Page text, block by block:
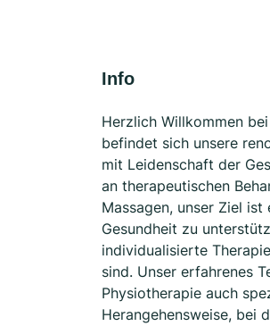
Info
Herzlich Willkommen
befindet sich unsere
mit Leidenschaft der
an therapeutischen
Massagen, unser Ziel
Gesundheit zu
individualisierte
sind. Unser erfahrenes
Physiotherapie auch
Herangehensweise, bei